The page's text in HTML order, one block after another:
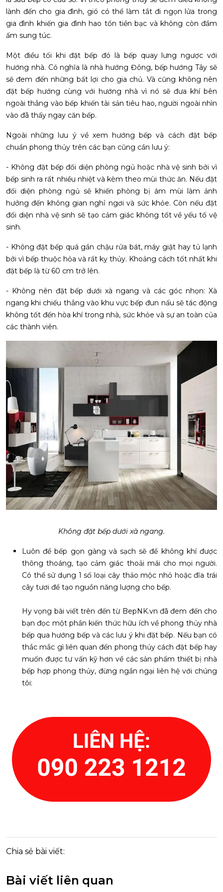
lành đến cho gia đình, gió có thể làm tắt đi ngọn lửa trong
gia đình khiến gia đình hao tổn tiền bạc và không còn đầm
ấm sung túc.
Một điều tối khi đặt bếp đó là bếp quay lưng ngược với
hướng nhà. Có nghĩa là nhà hướng Đông, bếp hướng Tây sẽ
sẽ đem đến những bất lợi cho gia chủ. Và cũng không nên
đặt bếp hướng cùng với hướng nhà vì nó sẽ đưa khí bên
ngoài thẳng vào bếp khiến tài sản tiêu hao, người ngoài nhìn
vào đã thấy ngay căn bếp.
Ngoài những lưu ý về xem hướng bếp và cách đặt bếp
chuẩn phong thủy trên các bạn cũng cần lưu ý:
- Không đặt bếp đối diện phòng ngủ hoặc nhà vệ sinh bởi vì
bếp sinh ra rất nhiều nhiệt và kèm theo mùi thức ăn. Nếu đặt
đối diện phòng ngủ sẽ khiến phòng bị ám mùi làm ảnh
hưởng đến không gian nghỉ ngơi và sức khỏe. Còn nếu đặt
đối diện nhà vệ sinh sẽ tạo cảm giác không tốt về yếu tố vệ
sinh.
- Không đặt bếp quá gần chậu rửa bát, máy giặt hay tủ lạnh
bởi vì bếp thuộc hỏa và rất kỵ thủy. Khoảng cách tốt nhất khi
đặt bếp là từ 60 cm trở lên.
- Không nên đặt bếp dưới xà ngang và các góc nhọn: Xà
ngang khi chiếu thẳng vào khu vực bếp đun nấu sẽ tác động
không tốt đến hòa khí trong nhà, sức khỏe và sự an toàn của
các thành viên.
Không đặt bếp dưới xà ngang.
Luôn để bếp gọn gàng và sạch sẽ để không khí được
thông thoáng, tạo cảm giác thoải mái cho mọi người.
Có thể sử dụng 1 số loại cây thảo mộc nhỏ hoặc đĩa trái
cây tươi để tạo nguồn năng lượng cho bếp.
Hy vọng bài viết trên đến từ BepNK.vn đã đem đến cho
bạn đọc một phần kiến thức hữu ích về phong thủy nhà
bếp qua hướng bếp và các lưu ý khi đặt bếp. Nếu bạn có
thắc mắc gì liên quan đến phong thủy cách đặt bếp hay
muốn được tư vấn kỹ hơn về các sản phẩm thiết bị nhà
bếp hợp phong thủy, đừng ngần ngại liên hệ với chúng
tôi:
Chia sẻ bài viết:
Bài viết liên quan